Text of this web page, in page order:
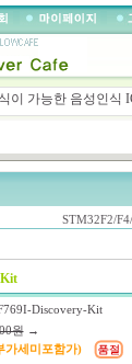
이 가능한 음성인식
과 기술력을 바탕으
STM32F2/
Kit
Discovery-Kit
원→
세미포함가)